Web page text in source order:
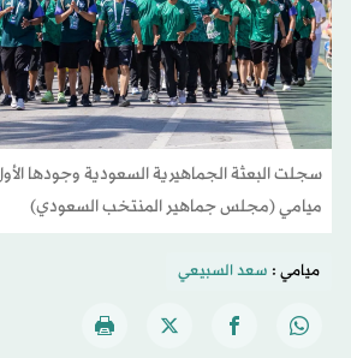
سجلت البعثة الجماهيرية السعودية وجودها
ميامي (مجلس جماهير المنتخب السعودي)
ميامي : سعد السبيعي